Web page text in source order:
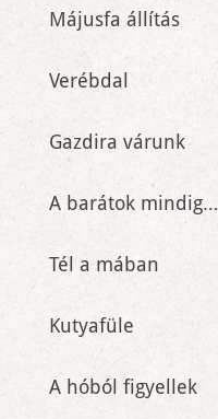
Májusfa állítás
Verébdal
Gazdira várunk
A barátok mindig…
Tél a mában
Kutyafüle
A hóból figyellek